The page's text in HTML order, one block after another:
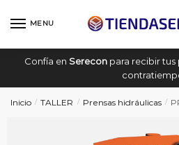
MENU
Confía en Sereconpara recibir tus
Inicio / TALLER / Prensas hidráulicas /